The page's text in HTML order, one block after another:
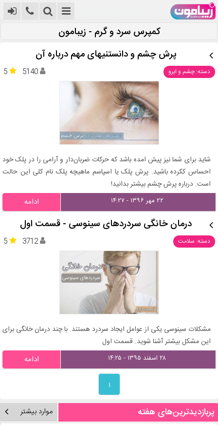
کمپرس سرد و گرم - زیبامون
پرش چشم و دانستنیهای مهم درباره آن
دسته: چشم و ابرو 5 5140
شاید برای شما نیز پیش امده باشد که حرکات ضربان‌دار و آرامی را در پلک خود
احساس ککرده باشید. پرش پلک یا اسپاسم ماهیچه پلک نام کلی این حالت
است. درباره پرش چشم بیشتر بدانید!
۲۲ مهر ۱۳۹۶ - ۱۴:۲۷ ادامه
درمان خانگی سردردهای سینوسی - قسمت اول
دسته: سلامت 5 3712
مشکلات سینوسی یکی از عوامل ایجاد سردرد هستند. با چند درمان خانگی برای
این مشکل بیشتر آشنا شوید. قسمت اول
۲۸ اسفند ۱۳۹۵ - ۱۴:۲۵ ادامه
۱
پربازدیدترین‌های هفته موارد بیشتر